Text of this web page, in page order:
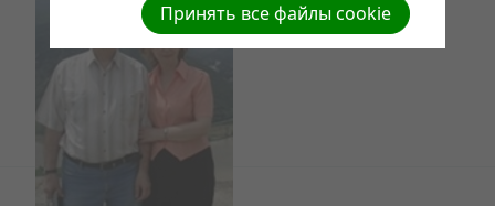
Принять все файлы cookie